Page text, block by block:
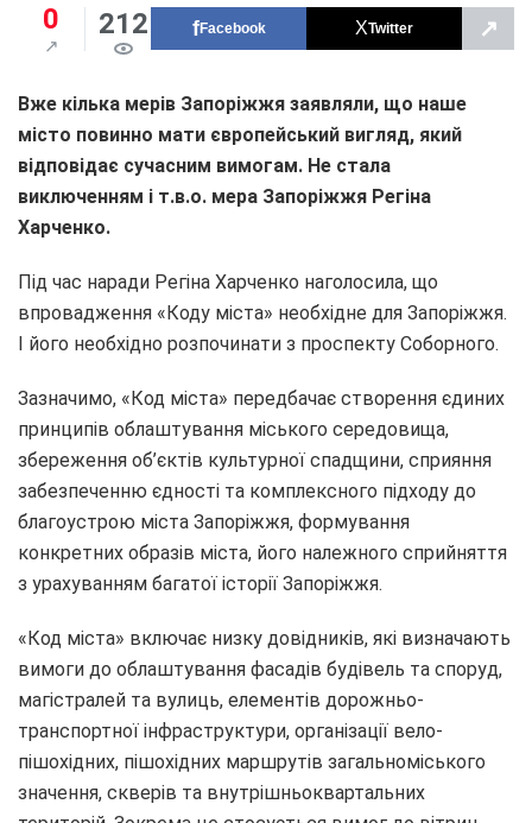
0 212 Facebook Twitter ↗
Вже кілька мерів Запоріжжя заявляли, що наше
місто повинно мати європейський вигляд, який
відповідає сучасним вимогам. Не стала
виключенням і т.в.о. мера Запоріжжя Регіна
Харченко.
Під час наради Регіна Харченко наголосила, що
впровадження «Коду міста» необхідне для Запоріжжя.
І його необхідно розпочинати з проспекту Соборного.
Зазначимо, «Код міста» передбачає створення єдиних
принципів облаштування міського середовища,
збереження об’єктів культурної спадщини, сприяння
забезпеченню єдності та комплексного підходу до
благоустрою міста Запоріжжя, формування
конкретних образів міста, його належного сприйняття
з урахуванням багатої історії Запоріжжя.
«Код міста» включає низку довідників, які визначають
вимоги до облаштування фасадів будівель та споруд,
магістралей та вулиць, елементів дорожньо-
транспортної інфраструктури, організації вело-
пішохідних, пішохідних маршрутів загальноміського
значення, скверів та внутрішньоквартальних